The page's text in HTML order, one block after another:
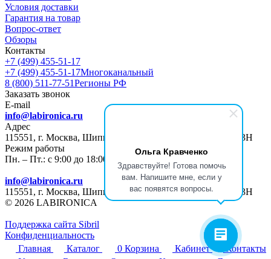
Ольга Кравченко
Здравствуйте! Готова помочь
вам. Напишите мне, если у
вас появятся вопросы.
Условия доставки
Гарантия на товар
Вопрос-ответ
Обзоры
Контакты
+7 (499) 455-51-17
+7 (499) 455-51-17Многоканальный
8 (800) 511-77-51Регионы РФ
Заказать звонок
E-mail
info@labironica.ru
Адрес
115551, г. Москва, Шипиловский пр-д, д. 47, ПОМЕЩ. 13Н
Режим работы
Пн. – Пт.: с 9:00 до 18:00
info@labironica.ru
115551, г. Москва, Шипиловский пр-д, д. 47, ПОМЕЩ. 13Н
© 2026 LABIRONICA
Поддержка сайта Sibril
Конфиденциальность
Главная
Каталог 0 Корзина Кабинет
Контакты